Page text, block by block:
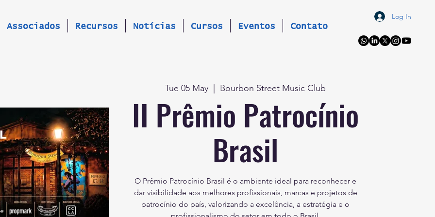
Associados Recursos Notícias Cursos Eventos Contato
Log In
Tue 05 May Bourbon Street Music Club
II Prêmio Patrocínio
Brasil
O Prêmio Patrocínio Brasil é o ambiente ideal para reconhecer e
dar visibilidade aos melhores profissionais, marcas e projetos de
patrocínio do país, valorizando a excelência, a estratégia e o